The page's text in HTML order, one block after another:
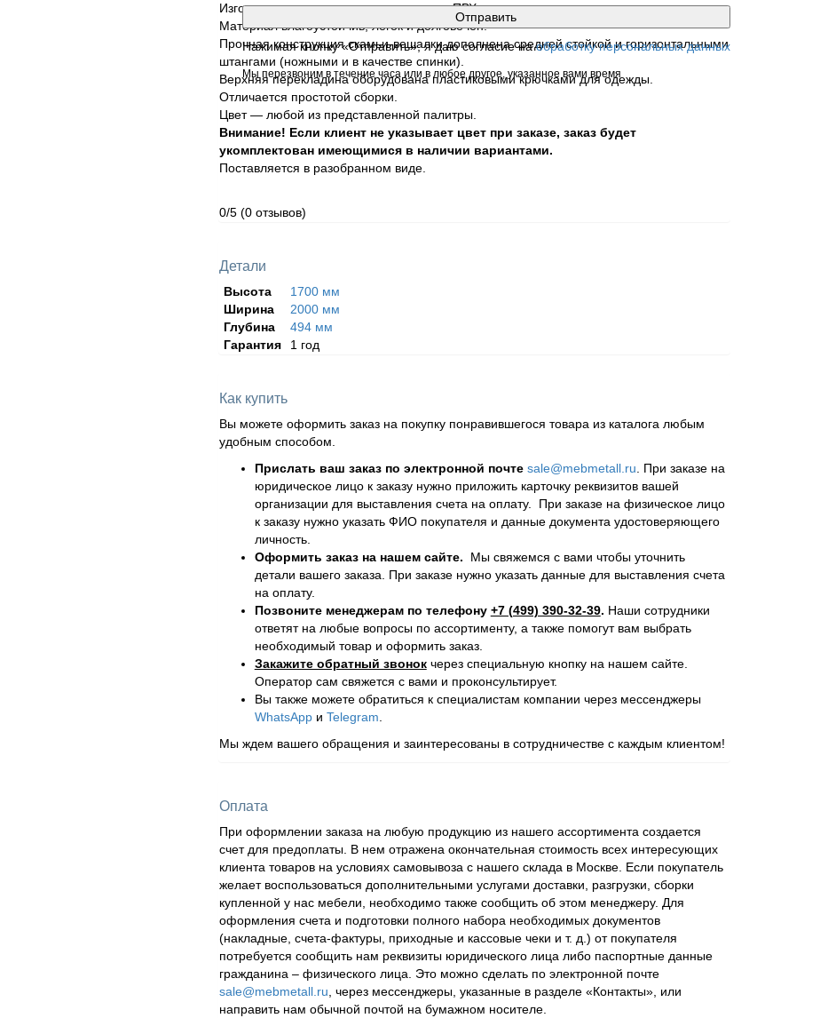
Нажимая кнопку «Отправить», я даю согласие наобработку персональных данных
Мы перезвоним в течение часа или в любое другое, указанное вами время
Изготовлена из качественного жесткого ПВХ.
Материал влагоустойчив, легок и долговечен.
Прочная конструкция скамьи-вешалки дополнена средней стойкой и горизонтальными
штангами (ножными и в качестве спинки).
Верхняя перекладина оборудована пластиковыми крючками для одежды.
Отличается простотой сборки.
Цвет — любой из представленной палитры.
Внимание! Если клиент не указывает цвет при заказе, заказ будет
укомплектован имеющимися в наличии вариантами.
Поставляется в разобранном виде.
0/5 (0 отзывов)
Детали
Высота
1700 мм
Ширина
2000 мм
Глубина
494 мм
Гарантия
1 год
Как купить
Вы можете оформить заказ на покупку понравившегося товара из каталога любым
удобным способом.
Прислать ваш заказ по электронной почте sale@mebmetall.ru. При заказе на
юридическое лицо к заказу нужно приложить карточку реквизитов вашей
организации для выставления счета на оплату. При заказе на физическое лицо
к заказу нужно указать ФИО покупателя и данные документа удостоверяющего
личность.
Оформить заказ на нашем сайте. Мы свяжемся с вами чтобы уточнить
детали вашего заказа. При заказе нужно указать данные для выставления счета
на оплату.
Позвоните менеджерам по телефону +7 (499) 390-32-39. Наши сотрудники
ответят на любые вопросы по ассортименту, а также помогут вам выбрать
необходимый товар и оформить заказ.
Закажите обратный звонокчерез специальную кнопку на нашем сайте.
Оператор сам свяжется с вами и проконсультирует.
Вы также можете обратиться к специалистам компании через мессенджеры
WhatsAppи Telegram.
Мы ждем вашего обращения и заинтересованы в сотрудничестве с каждым клиентом!
Оплата
При оформлении заказа на любую продукцию из нашего ассортимента создается
счет для предоплаты. В нем отражена окончательная стоимость всех интересующих
клиента товаров на условиях самовывоза с нашего склада в Москве. Если покупатель
желает воспользоваться дополнительными услугами доставки, разгрузки, сборки
купленной у нас мебели, необходимо также сообщить об этом менеджеру. Для
оформления счета и подготовки полного набора необходимых документов
(накладные, счета-фактуры, приходные и кассовые чеки и т. д.) от покупателя
потребуется сообщить нам реквизиты юридического лица либо паспортные данные
гражданина – физического лица. Это можно сделать по электронной почте
sale@mebmetall.ru, через мессенджеры, указанные в разделе «Контакты», или
направить нам обычной почтой на бумажном носителе.